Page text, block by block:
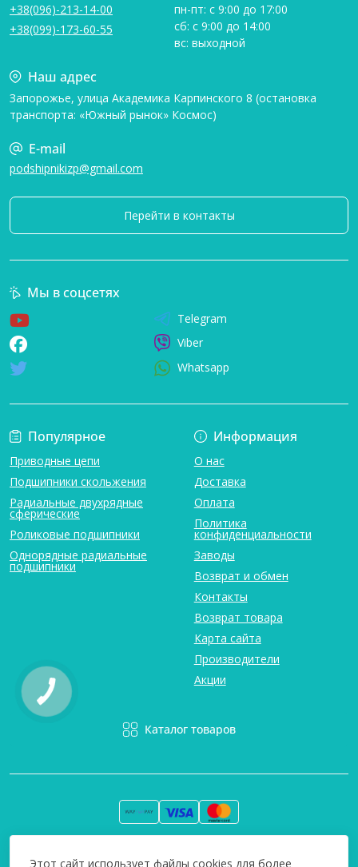
+38(096)-213-14-00
+38(099)-173-60-55
пн-пт: с 9:00 до 17:00
сб: с 9:00 до 14:00
вс: выходной
Наш адрес
Запорожье, улица Академика Карпинского 8 (остановка
транспорта: «Южный рынок» Космос)
E-mail
podshipnikizp@gmail.com
Перейти в контакты
Популярное
Приводные цепи
Подшипники скольжения
Радиальные двухрядные
сферические
Роликовые подшипники
Однорядные радиальные
подшипники
Информация
О нас
Доставка
Оплата
Политика
конфиденциальности
Заводы
Возврат и обмен
Контакты
Возврат товара
Карта сайта
Производители
Акции
Каталог товаров
Мы в соцсетях
Telegram
Viber
Whatsapp
Этот сайт использует файлы cookies для более